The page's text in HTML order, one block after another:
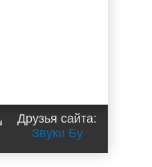
Друзья сайта:
Звуки Бу